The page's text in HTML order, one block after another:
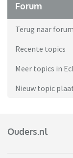
Forum
Terug naar forum
Recente topics
Meer topics in
Nieuw topic
Ouders.nl